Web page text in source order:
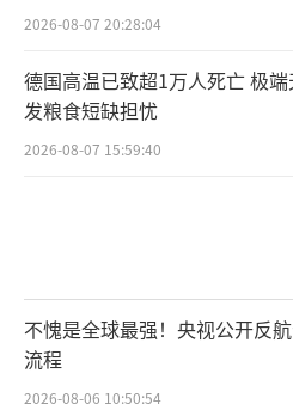
2026-08-07 20:28:04
德国高温已致超1万人死亡 极端
发粮食短缺担忧
2026-08-07 15:59:40
不愧是全球最强！央视公开反
流程
2026-08-06 10:50:54